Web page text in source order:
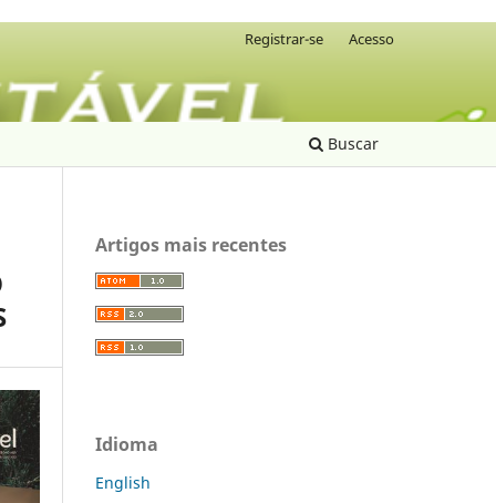
Buscar
Registrar-se Acesso
Artigos mais recentes
Idioma
English